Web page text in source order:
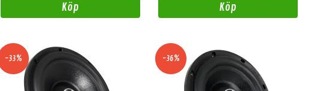
Köp Köp
-33% -36%